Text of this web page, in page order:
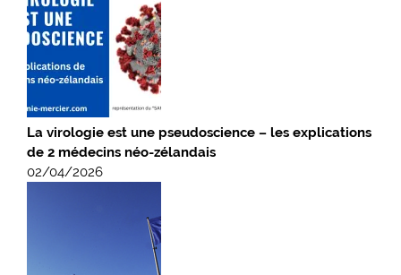
La virologie est une pseudoscience – les explications
de 2 médecins néo-zélandais
02/04/2026